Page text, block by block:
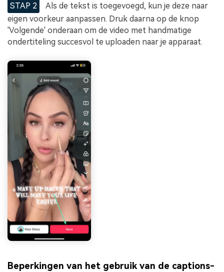
STAP 2
Als de tekst is toegevoegd, kun je deze naar
eigen voorkeur aanpassen. Druk daarna op de knop
'Volgende' onderaan om de video met handmatige
ondertiteling succesvol te uploaden naar je apparaat.
Beperkingen van het gebruik van de captions-